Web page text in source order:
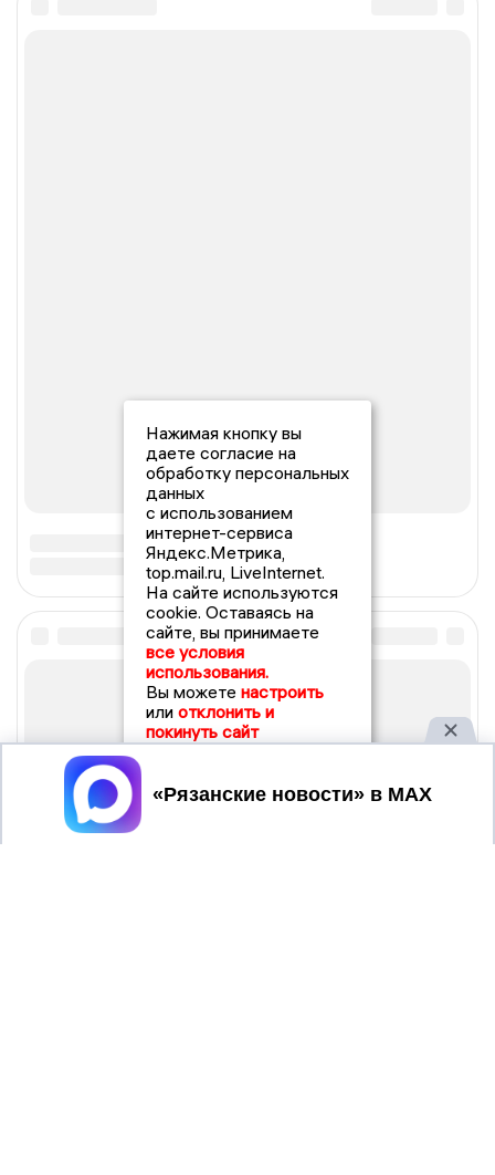
Нажимая кнопку вы
даете согласие на
обработку персональных
данных
с использованием
интернет-сервиса
Яндекс.Метрика,
top.mail.ru, LiveInternet.
На сайте используются
cookie. Оставаясь на
сайте, вы принимаете
все условия
использования.
Вы можете настроить
или отклонить и
покинуть сайт
Принять